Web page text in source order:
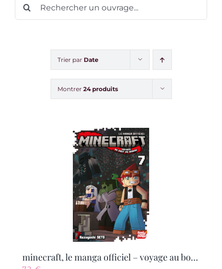
Trier par Date
Montrer 24 produits
minecraft, le manga officiel – voyage au bout du monde t07